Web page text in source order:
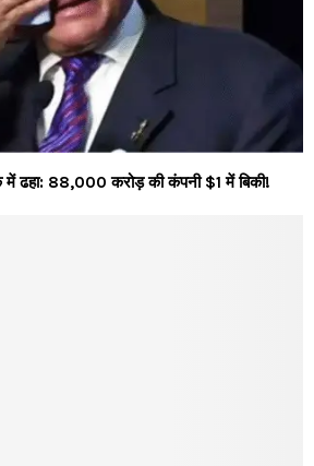
ढहा: 88,000 करोड़ की कंपनी $1 में बिकी!